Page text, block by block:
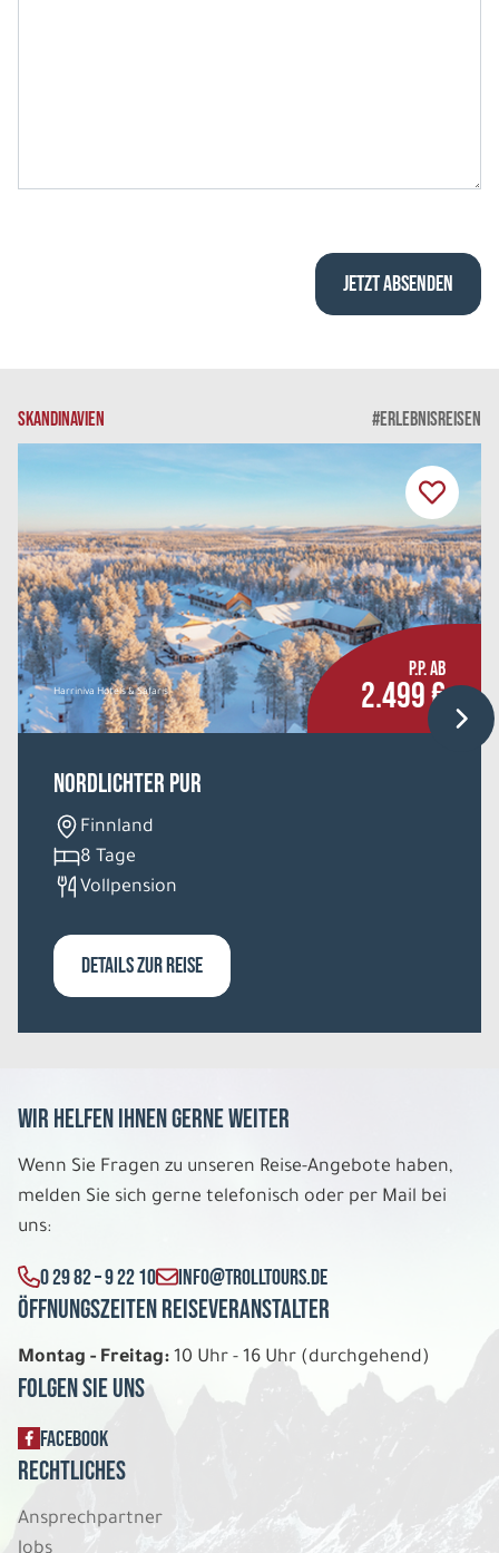
SKANDINAVIEN #ERLEBNISREISEN
Harriniva Hotels & Safaris
P.P. AB
2.499 €
Nordlichter Pur
Finnland
8 Tage
Vollpension
DETAILS ZUR REISE
Wir helfen Ihnen gerne weiter
Wenn Sie Fragen zu unseren Reise-Angebote haben,
melden Sie sich gerne telefonisch oder per Mail bei
uns:
0 29 82 – 9 22 10 INFO@TROLLTOURS.DE
Öffnungszeiten Reiseveranstalter
Montag - Freitag: 10 Uhr - 16 Uhr (durchgehend)
Folgen Sie uns
FACEBOOK
Rechtliches
Ansprechpartner